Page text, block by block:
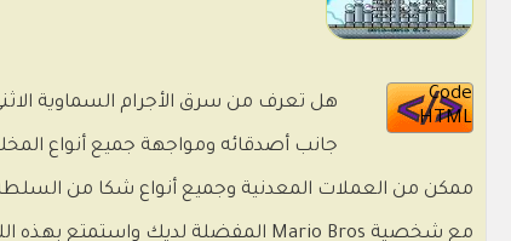
Code
HTML
ممكن من العملات المعدنية وجميع أنواع شكا من
مع شخصية Mario Bros المفضلة لديك واستمتع بهذه اللعبة من جهاز الكمبيوتر أو الجهاز اللوحي أو الهاتف الذكي مجانًا تمامًا عبر الإنترنت وبدون تنزيل.